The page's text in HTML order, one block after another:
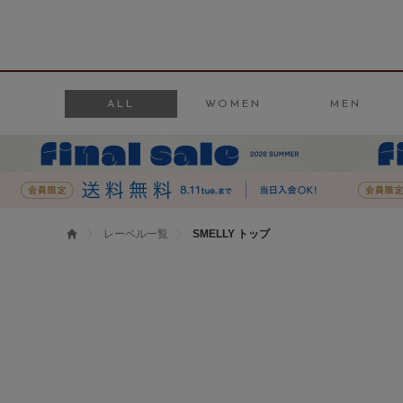
ALL WOMEN MEN
レーベル一覧 SMELLY トップ